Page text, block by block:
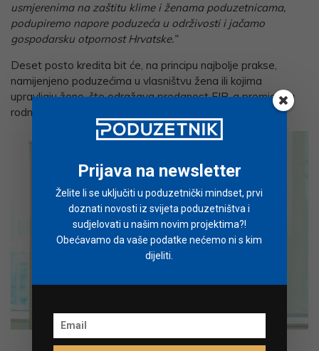
usmjerenima na zaštitu klime i ženama poduzetnicama,
podupiremo napore poduzeća u održivosti i jačamo
gospodarsku otpornost Hrvatske.”
Deset posto kredita bit će, na principu najbolje prakse,
namijenjeno poduzećima u vlasništvu žena ili kojima
upravljaju žene, što odražava predanost EIB-a promicanju
rodne ravnopravnosti u poslovnom financiranju.
Dinko Lucić i Teresa Czerwinska
Prijava na newsletter
Želite li se uključiti u poduzetnički mindset, prvi
doznati novosti iz svijeta poduzetništva i
sudjelovati u našim novim projektima?!
Obećavamo da vaše podatke nećemo ni s kim
dijeliti.